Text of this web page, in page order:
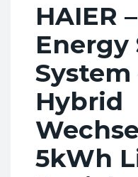
HAIER
Energy
System
Hybrid
5kWh